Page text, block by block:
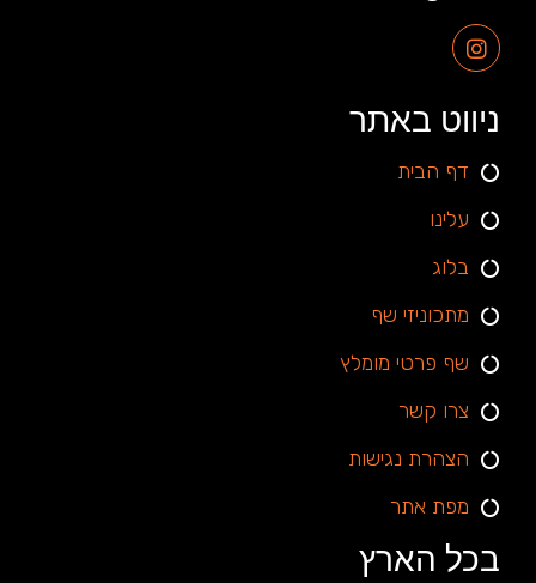
ניווט באתר
דף הבית
עלינו
בלוג
מתכוניזי שף
שף פרטי מומלץ
צרו קשר
הצהרת נגישות
מפת אתר
בכל הארץ